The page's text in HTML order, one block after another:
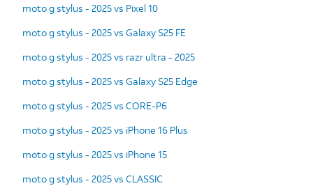
moto g stylus - 2025 vs Pixel 10
moto g stylus - 2025 vs Galaxy S25 FE
moto g stylus - 2025 vs razr ultra - 2025
moto g stylus - 2025 vs Galaxy S25 Edge
moto g stylus - 2025 vs CORE-P6
moto g stylus - 2025 vs iPhone 16 Plus
moto g stylus - 2025 vs iPhone 15
moto g stylus - 2025 vs CLASSIC